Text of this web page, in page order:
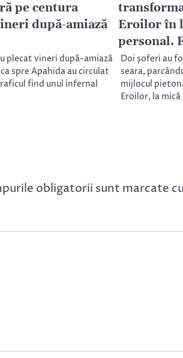
pe centura
după-amiază
plecat vineri după-amiază
spre Apahida au circulat
find unul infernal
Eroilor în
personal.
Doi șoferi au
seara,
mijlocul
Eroilor, la
obligatorii sunt marcate cu